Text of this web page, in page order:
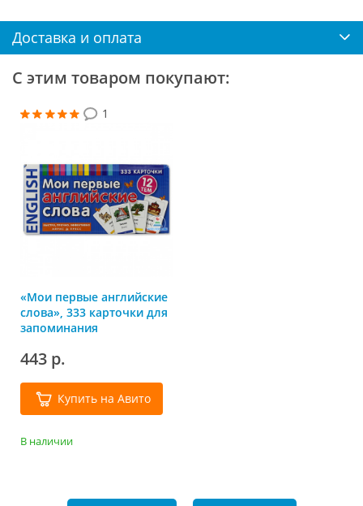
Доставка и оплата
С этим товаром покупают:
«Мои первые английские
слова», 333 карточки для
запоминания
1
443 р.
Купить на Авито
В наличии